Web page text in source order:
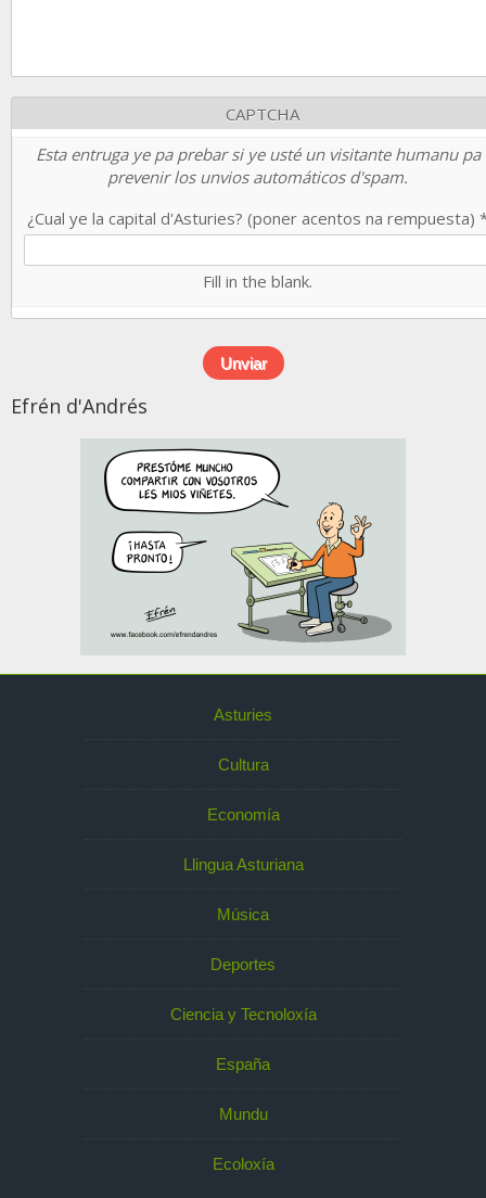
CAPTCHA
Esta entruga ye pa prebar si ye usté un visitante humanu pa
prevenir los unvios automáticos d'spam.
¿Cual ye la capital d'Asturies? (poner acentos na rempuesta)
Fill in the blank.
Efrén d'Andrés
Asturies
Cultura
Economía
Llingua Asturiana
Música
Deportes
Ciencia y Tecnoloxía
España
Mundu
Ecoloxía